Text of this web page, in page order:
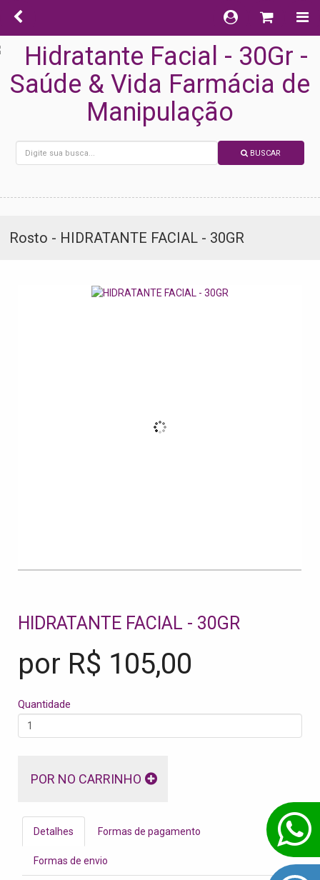
BUSCAR
Rosto - HIDRATANTE FACIAL - 30GR
HIDRATANTE FACIAL - 30GR
por R$ 105,00
Quantidade
POR NO CARRINHO
Detalhes Formas de pagamento
Formas de envio